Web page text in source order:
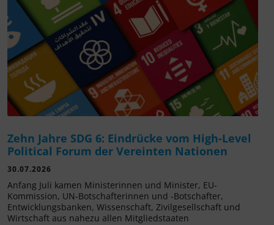
Zehn Jahre SDG 6: Eindrücke vom High-Level
Political Forum der Vereinten Nationen
30.07.2026
Anfang Juli kamen Ministerinnen und Minister, EU-
Kommission, UN-Botschafterinnen und -Botschafter,
Entwicklungsbanken, Wissenschaft, Zivilgesellschaft und
Wirtschaft aus nahezu allen Mitgliedstaaten